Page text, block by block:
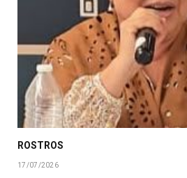
ROSTROS
17/07/2026